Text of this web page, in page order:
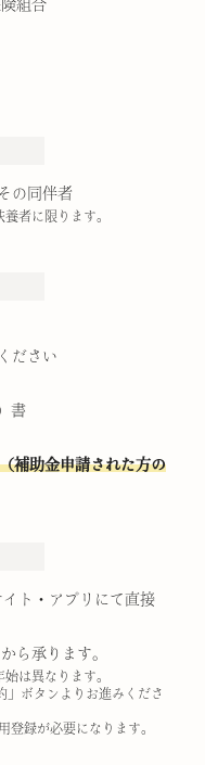
組合
の同伴者
者に限ります。
ださい
書
補助金申請された方の
ト・アプリにて直接
ら承ります。
は異なります。
ボタンよりお進みくださ
登録が必要になります。